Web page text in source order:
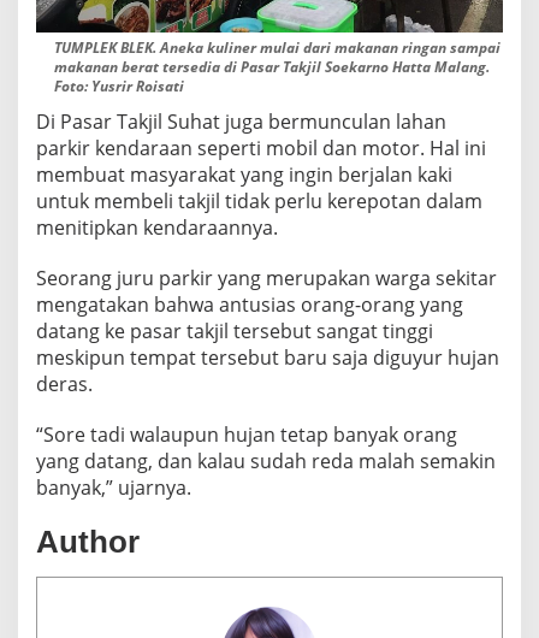
TUMPLEK BLEK. Aneka kuliner mulai dari makanan ringan sampai
makanan berat tersedia di Pasar Takjil Soekarno Hatta Malang.
Foto: Yusrir Roisati
Di Pasar Takjil Suhat juga bermunculan lahan
parkir kendaraan seperti mobil dan motor. Hal ini
membuat masyarakat yang ingin berjalan kaki
untuk membeli takjil tidak perlu kerepotan dalam
menitipkan kendaraannya.
Seorang juru parkir yang merupakan warga sekitar
mengatakan bahwa antusias orang-orang yang
datang ke pasar takjil tersebut sangat tinggi
meskipun tempat tersebut baru saja diguyur hujan
deras.
“Sore tadi walaupun hujan tetap banyak orang
yang datang, dan kalau sudah reda malah semakin
banyak,” ujarnya.
Author